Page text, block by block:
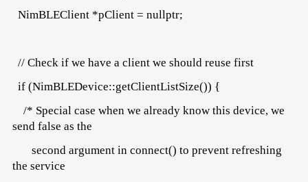
NimBLEClient *pClient = nullptr;
// Check if we have a client we should reuse first
if (NimBLEDevice::getClientListSize()) {
/* Special case when we already know this device, we
send false as the
second argument in connect() to prevent refreshing
the service